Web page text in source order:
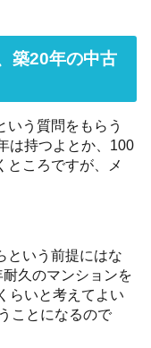
築20年の中古
いう質問をもらう
は持つよとか、100
ところですが、メ
という前提にはな
久のマンションを
らいと考えてよい
ことになるので